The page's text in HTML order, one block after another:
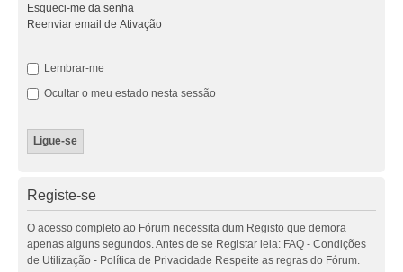
Esqueci-me da senha
Reenviar email de Ativação
Lembrar-me
Ocultar o meu estado nesta sessão
Registe-se
O acesso completo ao Fórum necessita dum Registo que demora
apenas alguns segundos. Antes de se Registar leia: FAQ - Condições
de Utilização - Política de Privacidade Respeite as regras do Fórum.